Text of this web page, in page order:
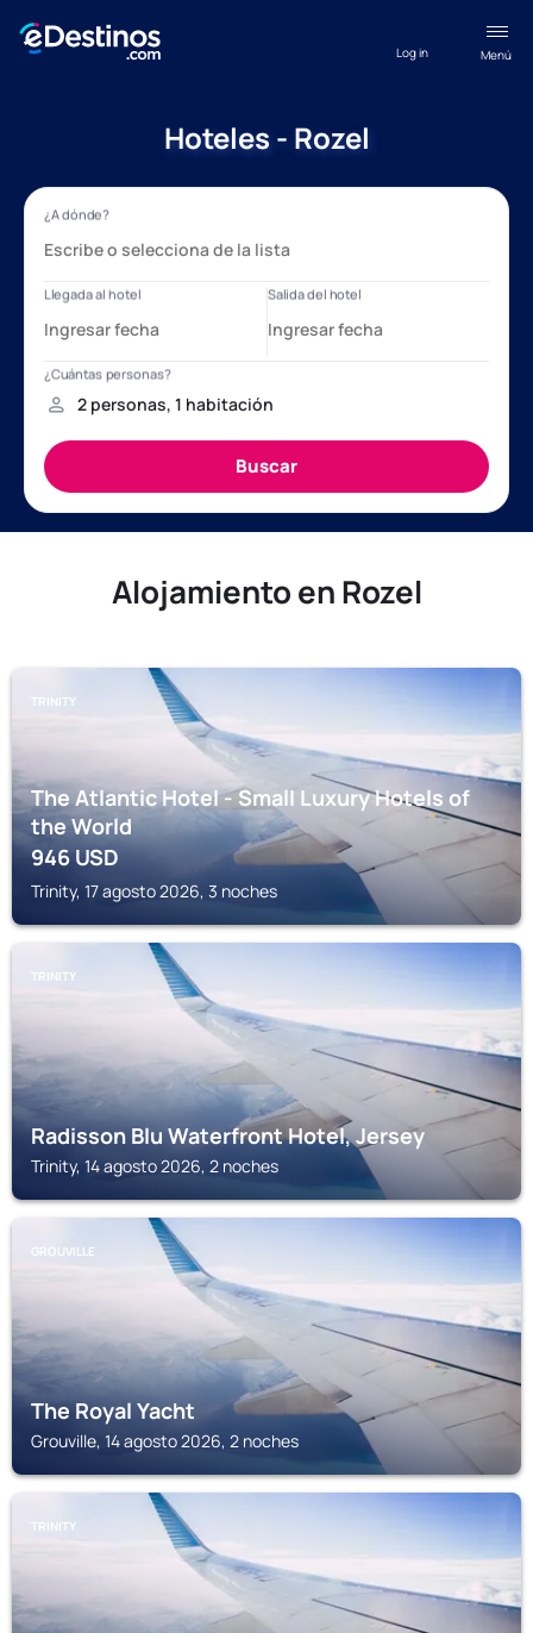
Menú
Log in
Hoteles - Rozel
Alojamiento en Rozel
TRINITY
The Atlantic Hotel - Small Luxury Hotels of
the World
946USD
Trinity, 17 agosto 2026, 3 noches
TRINITY
Radisson Blu Waterfront Hotel, Jersey
Trinity, 14 agosto 2026, 2 noches
GROUVILLE
The Royal Yacht
Grouville, 14 agosto 2026, 2 noches
TRINITY